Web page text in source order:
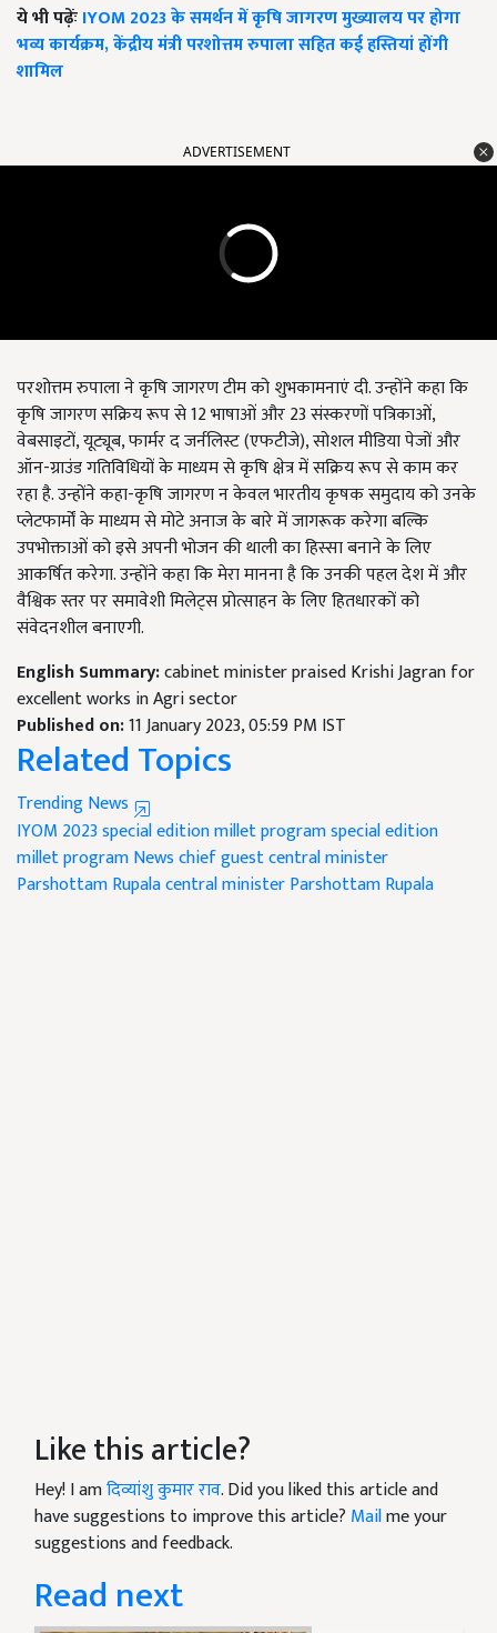
ये भी पढ़ेंःIYOM 2023 के समर्थन में कृषि जागरण मुख्यालय पर होगा
भव्य कार्यक्रम, केंद्रीय मंत्री परशोत्तम रुपाला सहित कई हस्तियां होंगी
शामिल
ADVERTISEMENT
परशोत्तम रुपाला ने कृषि जागरण टीम को शुभकामनाएं दी. उन्होंने कहा कि
कृषि जागरण सक्रिय रूप से 12 भाषाओं और 23 संस्करणों पत्रिकाओं,
वेबसाइटों, यूट्यूब, फार्मर द जर्नलिस्ट (एफटीजे), सोशल मीडिया पेजों और
ऑन-ग्राउंड गतिविधियों के माध्यम से कृषि क्षेत्र में सक्रिय रूप से काम कर
रहा है. उन्होंने कहा-कृषि जागरण न केवल भारतीय कृषक समुदाय को उनके
प्लेटफार्मों के माध्यम से मोटे अनाज के बारे में जागरूक करेगा बल्कि
उपभोक्ताओं को इसे अपनी भोजन की थाली का हिस्सा बनाने के लिए
आकर्षित करेगा. उन्होंने कहा कि मेरा मानना है कि उनकी पहल देश में और
वैश्विक स्तर पर समावेशी मिलेट्स प्रोत्साहन के लिए हितधारकों को
संवेदनशील बनाएगी.
English Summary:cabinet minister praised Krishi Jagran for
excellent works in Agri sector
Published on:11 January 2023, 05:59 PM IST
Related Topics
Trending News
IYOM 2023special edition millet programspecial edition
millet program Newschief guest central minister
Parshottam Rupalacentral minister Parshottam Rupala
Like this article?
Hey! I amदिव्यांशु कुमार राव. Did you liked this article and
have suggestions to improve this article? Mailme your
suggestions and feedback.
Read next